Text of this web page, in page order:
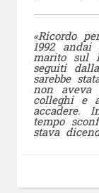
«Ricordo
1992
marito sul
seguiti
sarebbe
non aveva
colleghi e
accadere.
tempo
stava